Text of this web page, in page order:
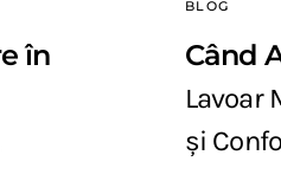
în
BLOG
Când
Lavoar
și